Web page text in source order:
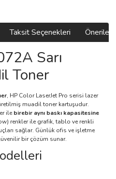
Taksit Seçenekleri
Sarı
Toner
, HP Color LaserJet Pro serisi lazer
muadil toner kartuşudur.
ile birebir aynı baskı kapasitesine
renkler ile grafik, tablo ve renkli
sağlar. Günlük ofis ve işletme
bir çözüm sunar.